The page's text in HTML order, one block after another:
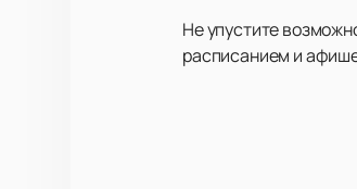
Не упустите
расписанием и